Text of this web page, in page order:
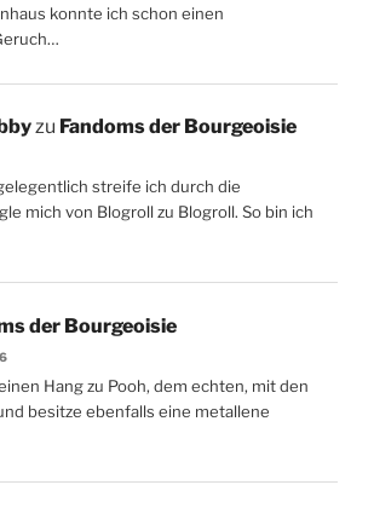
konnte ich schon einen
zu Fandoms der Bourgeoisie
streife ich durch die
mich von Blogroll zu Blogroll. So bin ich
der Bourgeoisie
Hang zu Pooh, dem echten, mit den
besitze ebenfalls eine metallene